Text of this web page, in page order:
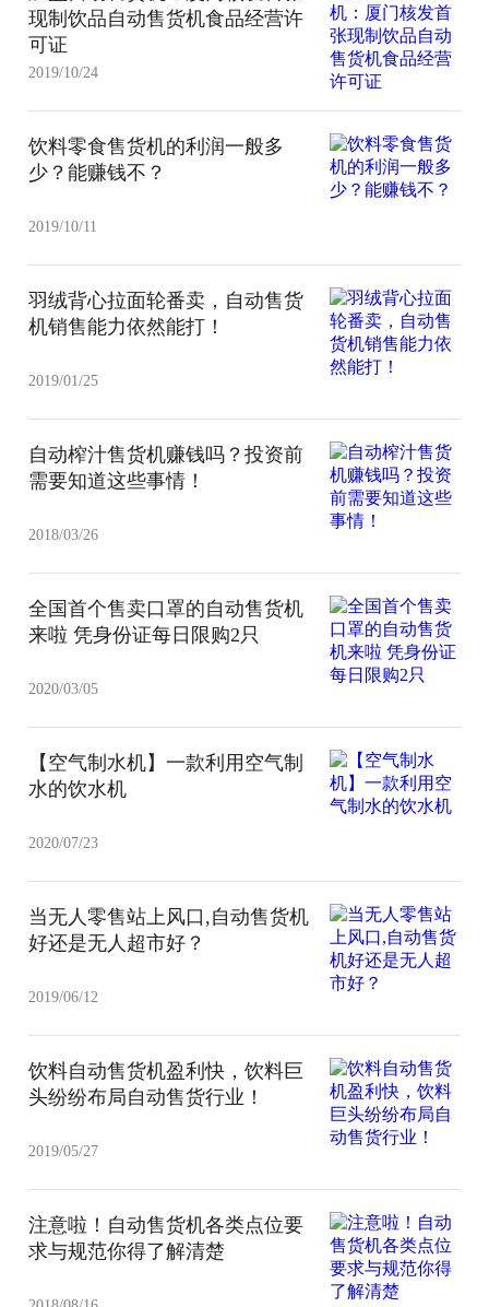
现制饮品自动售货机食品经营许
可证
2019/10/24
饮料零食售货机的利润一般多
少？能赚钱不？
2019/10/11
羽绒背心拉面轮番卖，自动售货
机销售能力依然能打！
2019/01/25
自动榨汁售货机赚钱吗？投资前
需要知道这些事情！
2018/03/26
全国首个售卖口罩的自动售货机
来啦 凭身份证每日限购2只
2020/03/05
【空气制水机】一款利用空气制
水的饮水机
2020/07/23
当无人零售站上风口,自动售货机
好还是无人超市好？
2019/06/12
饮料自动售货机盈利快，饮料巨
头纷纷布局自动售货行业！
2019/05/27
注意啦！自动售货机各类点位要
求与规范你得了解清楚